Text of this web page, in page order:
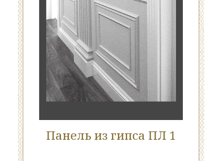
Панель из гипса ПЛ 1